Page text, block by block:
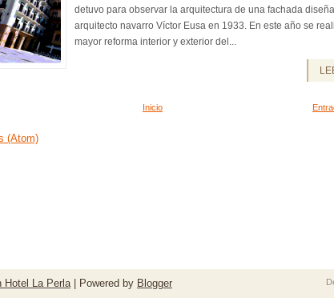
detuvo para observar la arquitectura de una fachada
arquitecto navarro Víctor Eusa en 1933. En este año se
mayor reforma interior y exterior del...
Inicio
(Atom)
Hotel La Perla| Powered by Blogger